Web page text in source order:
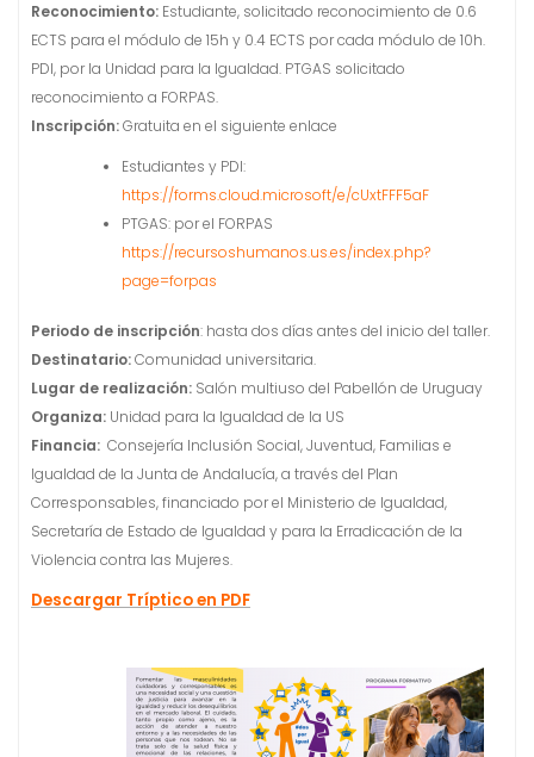
Reconocimiento: Estudiante, solicitado reconocimiento de 0.6
ECTS para el módulo de 15h y 0.4 ECTS por cada módulo de 10h.
PDI, por la Unidad para la Igualdad. PTGAS solicitado
reconocimiento a FORPAS.
Inscripción:Gratuita en el siguiente enlace
Estudiantes y PDI:
https://forms.cloud.microsoft/e/cUxtFFF5aF
PTGAS: por el FORPAS
https://recursoshumanos.us.es/index.php?
page=forpas
Periodo de inscripción: hasta dos días antes del inicio del taller.
Destinatario:Comunidad universitaria.
Lugar de realización: Salón multiuso del Pabellón de Uruguay
Organiza: Unidad para la Igualdad de la US
Financia: Consejería Inclusión Social, Juventud, Familias e
Igualdad de la Junta de Andalucía, a través del Plan
Corresponsables, financiado por el Ministerio de Igualdad,
Secretaría de Estado de Igualdad y para la Erradicación de la
Violencia contra las Mujeres.
Descargar Tríptico en PDF